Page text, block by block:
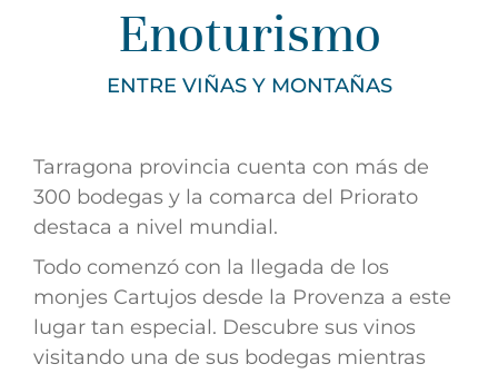
Enoturismo
ENTRE VIÑAS Y MONTAÑAS
Tarragona provincia cuenta con más de
300 bodegas y la comarca del Priorato
destaca a nivel mundial.
Todo comenzó con la llegada de los
monjes Cartujos desde la Provenza a este
lugar tan especial. Descubre sus vinos
visitando una de sus bodegas mientras